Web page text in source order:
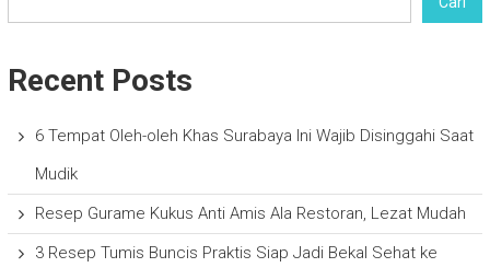
Recent Posts
6 Tempat Oleh-oleh Khas Surabaya Ini Wajib Disinggahi Saat
Mudik
Resep Gurame Kukus Anti Amis Ala Restoran, Lezat Mudah
3 Resep Tumis Buncis Praktis Siap Jadi Bekal Sehat ke